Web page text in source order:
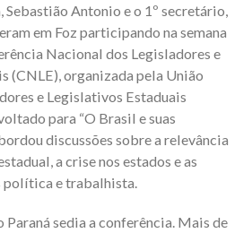
Sebastião Antonio e o 1º secretário,
em Foz participando na semana
Nacional dos Legisladores e
(CNLE), organizada pela União
e Legislativos Estaduais
para “O Brasil e suas
discussões sobre a relevância
a crise nos estados e as
política e trabalhista.
Paraná sedia a conferência. Mais de